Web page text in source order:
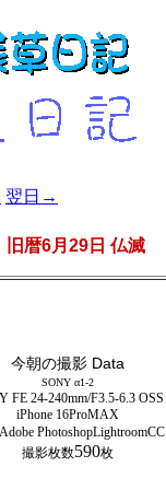
翌日→
旧暦6月29日 仏滅
今朝の撮影 Data
SONY α1-2
FE 24-240mm/F3.5-6.3 OSS
iPhone 16ProMAX
PhotoshopLightroomCC
撮影枚数590枚